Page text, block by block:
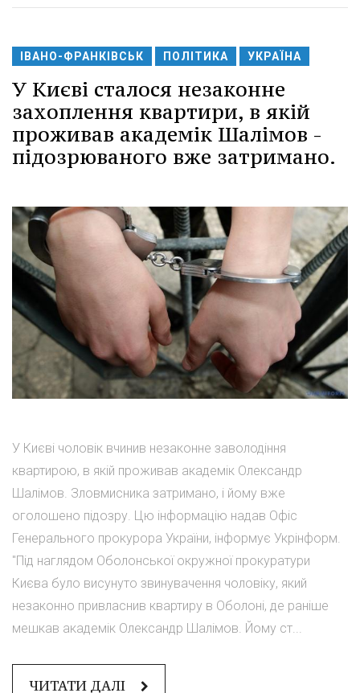
ІВАНО-ФРАНКІВСЬК ПОЛІТИКА УКРАЇНА
У Києві сталося незаконне
захоплення квартири, в якій
проживав академік Шалімов -
підозрюваного вже затримано.
У Києві чоловік вчинив незаконне заволодіння
квартирою, в якій проживав академік Олександр
Шалімов. Зловмисника затримано, і йому вже
оголошено підозру. Цю інформацію надав Офіс
Генерального прокурора України, інформує Укрінформ.
"Під наглядом Оболонської окружної прокуратури
Києва було висунуто звинувачення чоловіку, який
незаконно привласнив квартиру в Оболоні, де раніше
мешкав академік Олександр Шалімов. Йому ст...
ЧИТАТИ ДАЛІ